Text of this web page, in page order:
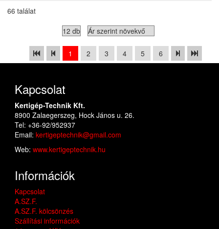
66 találat
1 2 3 4 5 6
Kapcsolat
Kertigép-Technik Kft.
8900 Zalaegerszeg, Hock János u. 26.
Tel: +36-92/952937
Email: kertigeptechnik@gmail.com
Web: www.kertigeptechnik.hu
Információk
Kapcsolat
A.SZ.F.
A.SZ.F. kölcsönzés
Szállítási információk